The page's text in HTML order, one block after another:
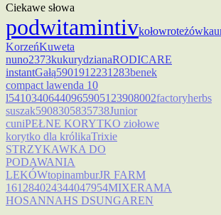
Ciekawe słowa
podwitamintivkołowroteżówka
KorzeńKuweta
nuno2373kukurydzianaRODICARE
instantGałą5901912231283benek
compact lawenda 10
l54103406440965905123908002factoryherbs
suszak5908305835738Junior
cuniPEŁNE KORYTKO ziołowe
korytko dla królikaTrixie
STRZYKAWKA DO
PODAWANIA
LEKÓWtopinamburJR FARM
161284024344047954MIXERAMA
HOSANNAHS DSUNGAREN